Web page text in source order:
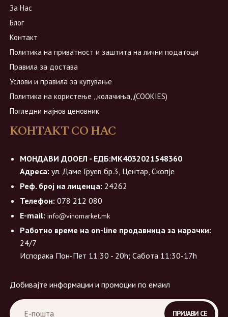
За Нас
Блог
Контакт
Политика на приватност и заштита на лични податоци
Правила за достава
Услови и правила за купување
Политика на користење ,,колачиња,,(COOKIES)
Погледни најнов ценовник
КОНТАКТ СО НАС
МОНДАВИ ДООЕЛ - ЕДБ:МК4032021548360
Адреса: ул. Даме Груев бр.3, Центар, Скопје
Реф. број на лиценца: 24262
Телефон: 078 212 080
E-mail: info@vinomarket.mk
Работно време на on-line продавница за нарачки:
24/7
Испорака Пон-Пет 11:30 - 20h; Сабота 11:30-17h
Добивајте информации и промоции по емаил